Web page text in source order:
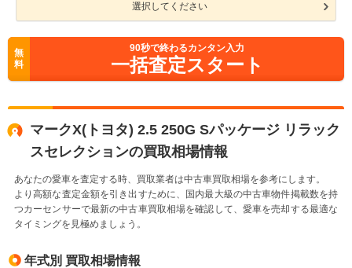
選択してください
無
料
90秒で終わるカンタン入力
一括査定スタート
マークX(トヨタ) 2.5 250G Sパッケージ リラック
スセレクションの買取相場情報
あなたの愛車を査定する時、買取業者は中古車買取相場を参考にします。
より高額な査定金額を引き出すために、国内最大級の中古車物件掲載数を持
つカーセンサーで最新の中古車買取相場を確認して、愛車を売却する最適な
タイミングを見極めましょう。
年式別 買取相場情報